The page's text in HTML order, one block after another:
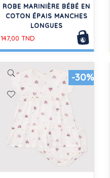
ROBE MARINIÈRE BÉBÉ EN
COTON ÉPAIS MANCHES
LONGUES
147,00 TND
-30%